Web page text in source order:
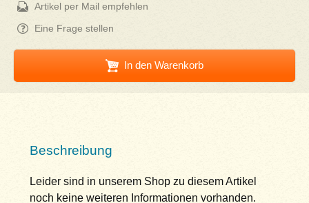
Artikel per Mail empfehlen
Eine Frage stellen
In den Warenkorb
Beschreibung
Leider sind in unserem Shop zu diesem Artikel
noch keine weiteren Informationen vorhanden.